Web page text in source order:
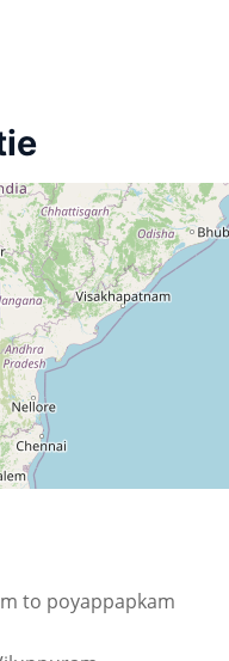
Arts and
to poyappapkam